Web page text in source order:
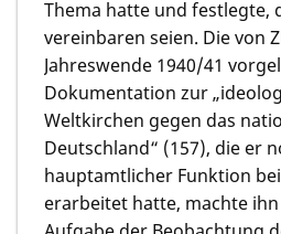
Thema hatte und festlegte,
vereinbaren seien. Die von
Jahreswende 1940/41
Dokumentation zur
Weltkirchen gegen das
Deutschland“ (157), die er
hauptamtlicher Funktion
erarbeitet hatte, machte